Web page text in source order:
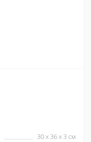
30 x 36 x 3 см